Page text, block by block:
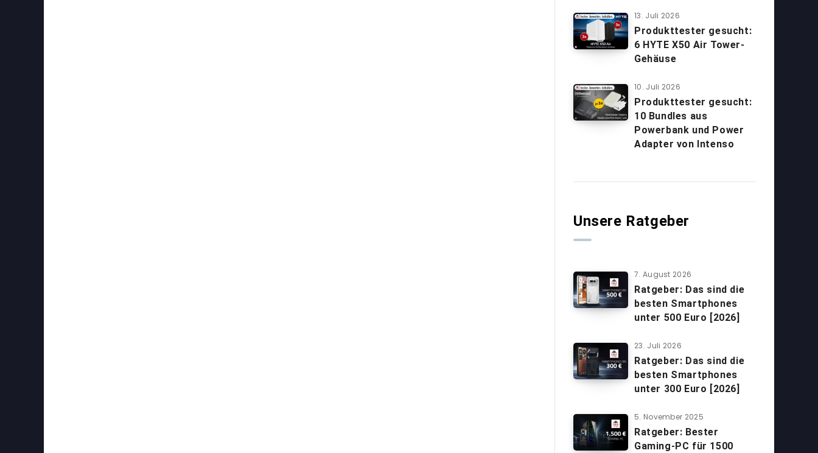
13. Juli 2026
Produkttester gesucht:
6 HYTE X50 Air Tower-
Gehäuse
10. Juli 2026
Produkttester gesucht:
10 Bundles aus
Powerbank und Power
Adapter von Intenso
Unsere Ratgeber
7. August 2026
Ratgeber: Das sind die
besten Smartphones
unter 500 Euro [2026]
23. Juli 2026
Ratgeber: Das sind die
besten Smartphones
unter 300 Euro [2026]
5. November 2025
Ratgeber: Bester
Gaming-PC für 1500